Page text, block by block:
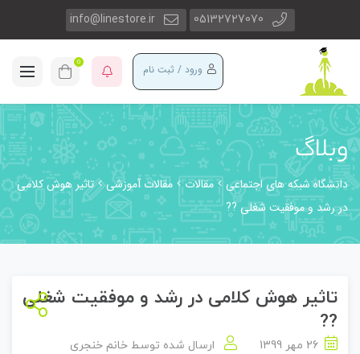
05132727070
info@linestore.ir
ورود / ثبت نام 0
وبلاگ
دانشگاه شبکه های اجتماعی مقالات مقالات آموزشی
تاثیر هوش کلامی
در رشد و موفقیت شغلی ??
تاثیر هوش کلامی در رشد و موفقیت شغلی
??
26 مهر 1399 ارسال شده توسط خانم خنجری